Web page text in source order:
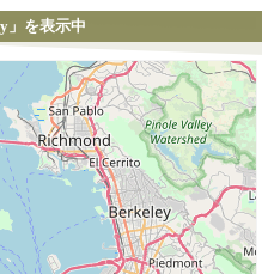
」を表示中